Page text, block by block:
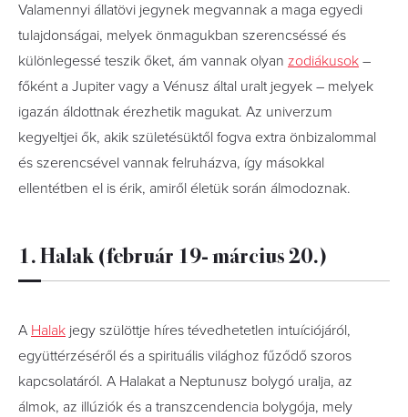
Valamennyi állatövi jegynek megvannak a maga egyedi
tulajdonságai, melyek önmagukban szerencséssé és
különlegessé teszik őket, ám vannak olyan zodiákusok –
főként a Jupiter vagy a Vénusz által uralt jegyek – melyek
igazán áldottnak érezhetik magukat. Az univerzum
kegyeltjei ők, akik születésüktől fogva extra önbizalommal
és szerencsével vannak felruházva, így másokkal
ellentétben el is érik, amiről életük során álmodoznak.
1. Halak (február 19- március 20.)
A Halak jegy szülöttje híres tévedhetetlen intuíciójáról,
együttérzéséről és a spirituális világhoz fűződő szoros
kapcsolatáról. A Halakat a Neptunusz bolygó uralja, az
álmok, az illúziók és a transzcendencia bolygója, mely